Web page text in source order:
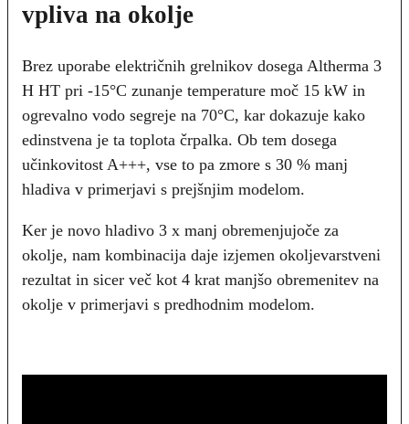
vpliva na okolje
Brez uporabe električnih grelnikov dosega Altherma 3
H HT pri -15°C zunanje temperature moč 15 kW in
ogrevalno vodo segreje na 70°C, kar dokazuje kako
edinstvena je ta toplota črpalka. Ob tem dosega
učinkovitost A+++, vse to pa zmore s 30 % manj
hladiva v primerjavi s prejšnjim modelom.
Ker je novo hladivo 3 x manj obremenjujoče za
okolje, nam kombinacija daje izjemen okoljevarstveni
rezultat in sicer več kot 4 krat manjšo obremenitev na
okolje v primerjavi s predhodnim modelom.